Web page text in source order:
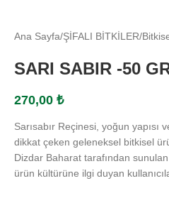
Ana Sayfa/ŞİFALI BİTKİLER/
SARI SABIR -50
270,00 ₺
Sarısabır Reçinesi , yoğun
dikkat çeken geleneksel bitkisel
Dizdar Baharat tarafından
ürün kültürüne ilgi duyan